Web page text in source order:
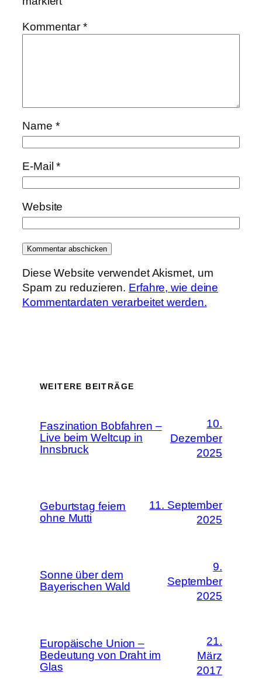
Kommentar*
Name *
E-Mail*
Website
Diese Website verwendet Akismet, um
Spam zu reduzieren. Erfahre, wie deine
Kommentardaten verarbeitet werden.
WEITERE BEITRÄGE
Faszination Bobfahren –
Live beim Weltcup in
Innsbruck
10.
Dezember
2025
Geburtstag feiern
ohne Mutti
11. September
2025
Sonne über dem
Bayerischen Wald
9.
September
2025
Europäische Union –
Bedeutung von Draht im
Glas
21.
März
2017